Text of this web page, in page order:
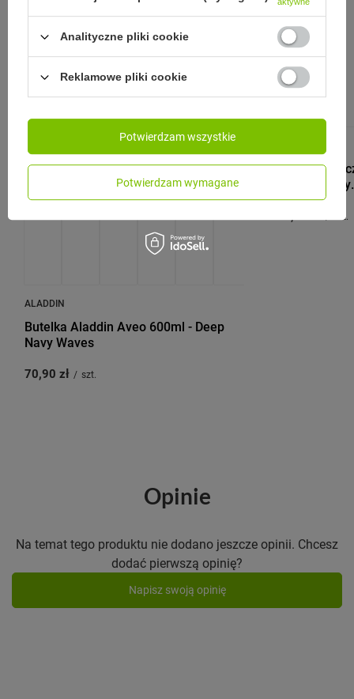
Zobacz inne produkty tego
producenta
ALADDIN
Butelka Aladdin Aveo 600ml - Deep
Navy Waves
70,90 zł / szt.
Butelka
430ml - Bunny.
szt.
Opinie
Na temat tego produktu nie dodano jeszcze opinii. Chcesz
dodać pierwszą opinię?
Napisz swoją opinię
Analityczne pliki cookie
Reklamowe pliki cookie
Potwierdzam wymagane
Potwierdzam wszystkie